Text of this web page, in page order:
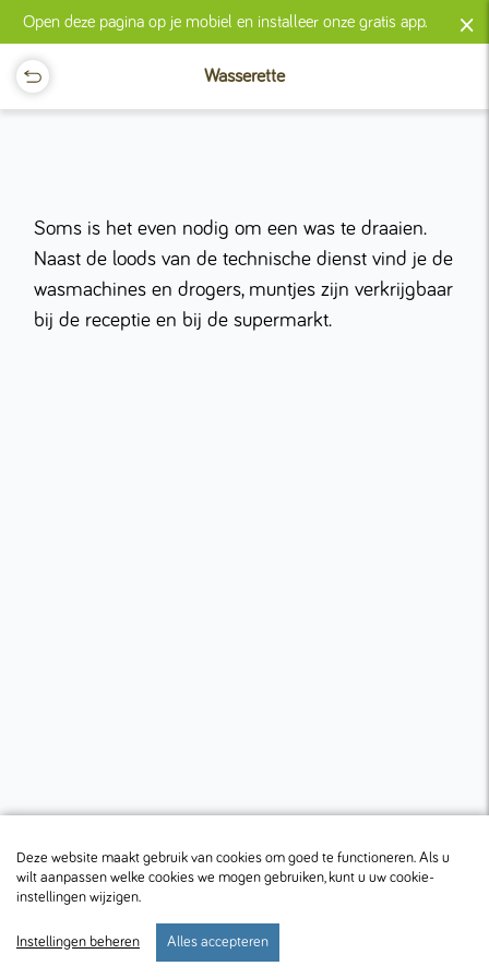
Open deze pagina op je mobiel en installeer onze gratis app. ×
Wasserette
Soms is het even nodig om een was te draaien.
Naast de loods van de technische dienst vind je de
wasmachines en drogers, muntjes zijn verkrijgbaar
bij de receptie en bij de supermarkt.
start verblijf voorkeuren
Deze website maakt gebruik van cookies om goed te functioneren. Als u
wilt aanpassen welke cookies we mogen gebruiken, kunt u uw cookie-
instellingen wijzigen.
Instellingen beheren Alles accepteren